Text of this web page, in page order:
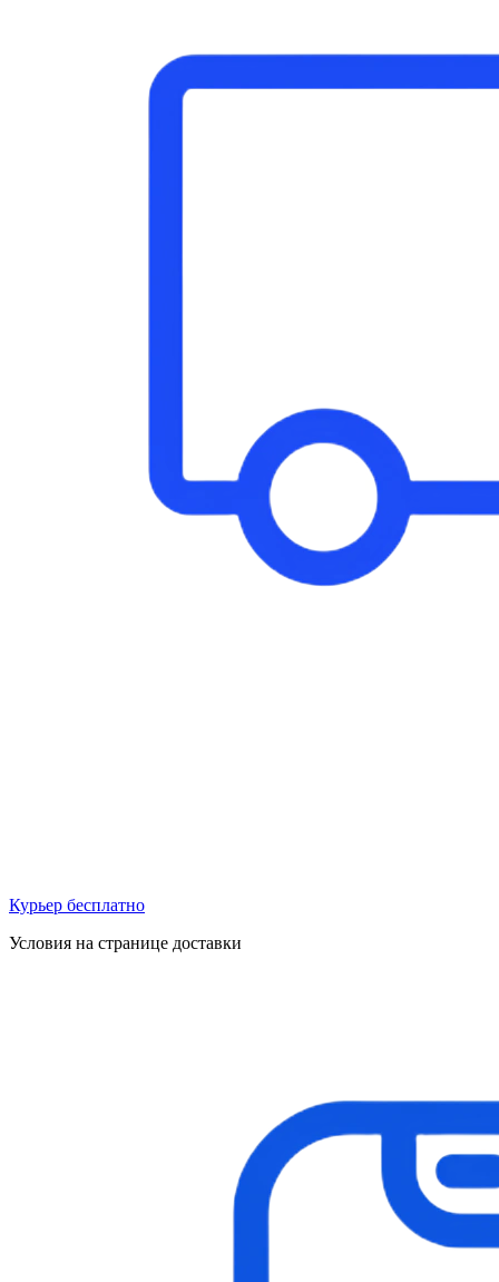
Курьер бесплатно
Условия на странице доставки